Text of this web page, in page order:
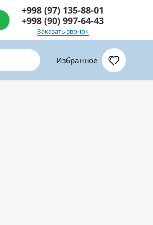
+998 (97) 135-88-01
+998 (90) 997-64-43
Заказать звонок
Избранное